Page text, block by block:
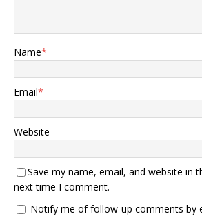
Name*
Email*
Website
Save my name, email, and website in
next time I comment.
Notify me of follow-up comments by